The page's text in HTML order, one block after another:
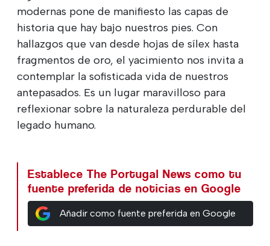
modernas pone de manifiesto las capas de
historia que hay bajo nuestros pies. Con
hallazgos que van desde hojas de sílex hasta
fragmentos de oro, el yacimiento nos invita a
contemplar la sofisticada vida de nuestros
antepasados. Es un lugar maravilloso para
reflexionar sobre la naturaleza perdurable del
legado humano.
Establece The Portugal News como tu
fuente preferida de noticias en Google
Añadir como fuente preferida en Google